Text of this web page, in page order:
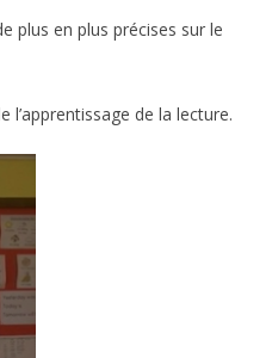
plus en plus précises sur le
l’apprentissage de la lecture.